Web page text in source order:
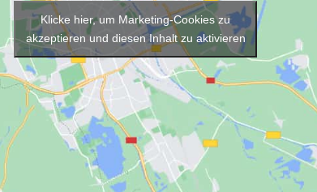
Klicke hier, um Marketing-Cookies zu
akzeptieren und diesen Inhalt zu aktivieren